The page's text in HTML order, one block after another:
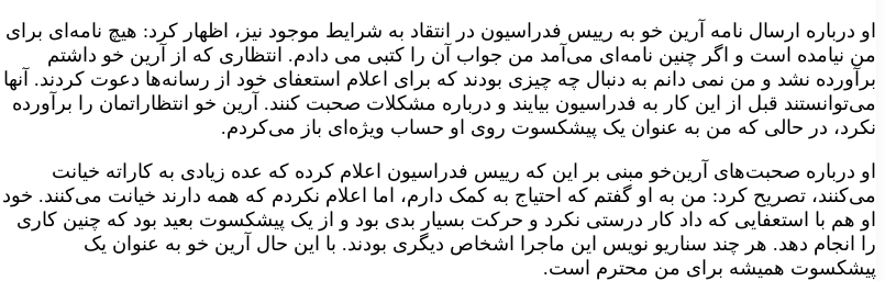
او درباره ارسال نامه آرین خو به رییس فدراسیون در انتقاد به شرایط موجود نیز، اظها‌ر کرد: هیچ نامه‌ای برای
من نیامده است و اگر چنین نامه‌ای می‌آمد من جواب آن را کتبی می دادم. انتظاری که از آرین خو داشتم
برآورده نشد و من نمی دانم به دنبال چه چیزی بودند که برای اعلام استعفای خود از رسانه‌ها دعوت کردند. آنها
می‌توانستند قبل از این کار به فدراسیون بیایند و درباره مشکلات صحبت کنند. آرین خو انتظاراتمان را برآورده
نکرد، در حالی که من به عنوان یک پیشکسوت روی او حساب ویژه‌ای باز می‌کردم.
او درباره صحبت‌های آرین‌خو مبنی بر این که رییس فدراسیون اعلام کرده که عده زیادی به کاراته خیانت
می‌کنند، تصریح کرد: من به او گفتم که احتیاج به کمک دارم، اما اعلام نکردم که همه دارند خیانت می‌کنند. خود
او هم با استعفایی که داد کار درستی نکرد و حرکت بسیار بدی بود و از یک پیشکسوت بعید بود که چنین کاری
را انجام دهد. هر چند سناریو نویس این ماجرا اشخاص دیگری بودند. با این حال آرین خو به عنوان یک
پیشکسوت همیشه برای من محترم است.